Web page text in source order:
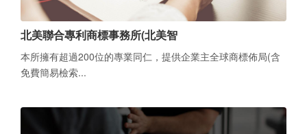
北美聯合專利商標事務所(北美智
本所擁有超過200位的專業同仁，提供企業主全球商標佈局(含
免費簡易檢索...